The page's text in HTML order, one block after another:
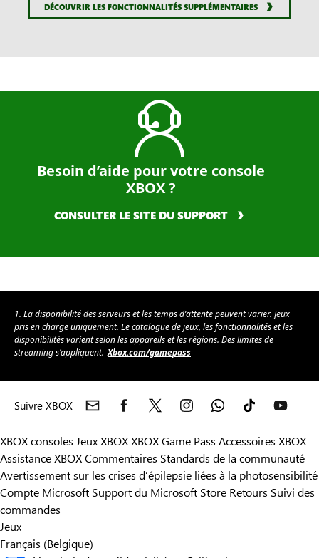
DÉCOUVRIR LES FONCTIONNALITÉS SUPPLÉMENTAIRES
Besoin d’aide pour votre console
XBOX ?
CONSULTER LE SITE DU SUPPORT
1. La disponibilité des serveurs et les temps d’attente peuvent varier. Jeux
pris en charge uniquement. Le catalogue de jeux, les fonctionnalités et les
disponibilités varient selon les appareils et les régions. Des limites de
streaming s’appliquent. Xbox.com/gamepass
Suivre XBOX
XBOX consoles Jeux XBOXXBOX Game Pass Accessoires XBOX
Assistance XBOXCommentaires Standards de la communauté
Avertissement sur les crises d’épilepsie liées à la photosensibilité
Compte Microsoft Support du Microsoft Store Retours Suivi des
commandes
Jeux
Français (Belgique)